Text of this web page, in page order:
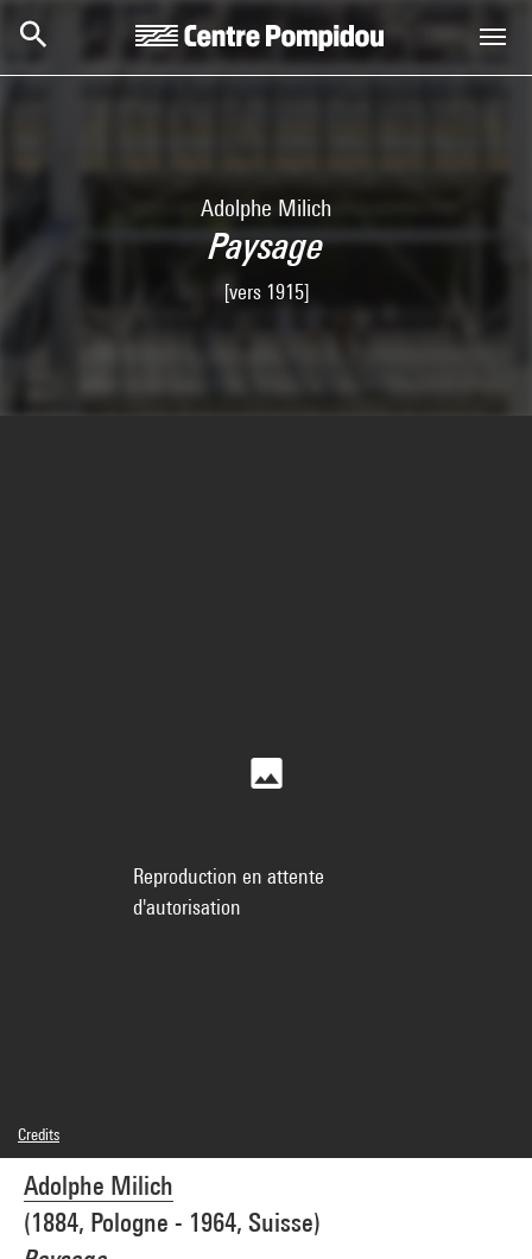
Adolphe Milich
Paysage
[vers 1915]
Adolphe Milich
(1884, Pologne - 1964, Suisse)
Reproduction en attente
d'autorisation
Credits
© droits réservés
Photo credits : Centre Pompidou, MNAM-CCI/Bertrand Prévost/Dist. GrandPalaisRmn
Image reference : 4N61109
Image presentation : GrandPalaisRmnPhoto